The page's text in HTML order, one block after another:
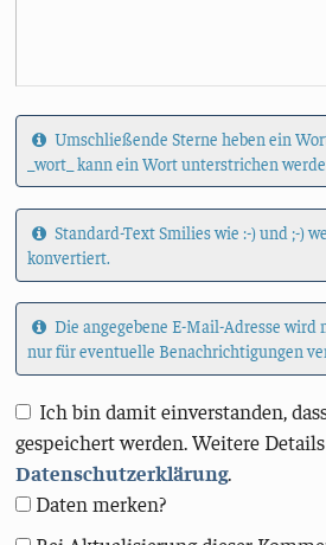
Umschließende Sterne heben ein
_wort_ kann ein Wort unterstrichen
Standard-Text Smilies wie :-) und ;-)
konvertiert.
Die angegebene E-Mail-Adresse
nur für eventuelle Benachrichtigungen
Ich bin damit einverstanden,
gespeichert werden. Weitere
Datenschutzerklärung.
Daten merken?